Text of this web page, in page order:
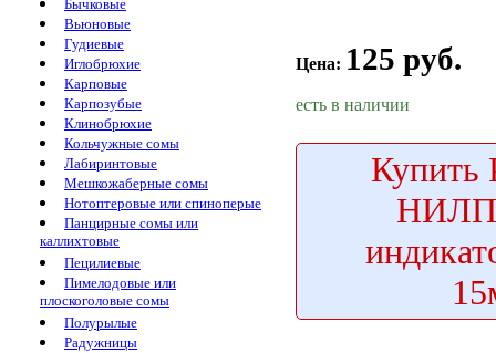
Бычковые
Вьюновые
Гудиевые
Иглобрюхие
Карповые
Карпозубые
Клинобрюхие
Кольчужные сомы
Лабиринтовые
Мешкожаберные сомы
Нотоптеровые или спиноперые
Панцирные сомы или
каллихтовые
Пецилиевые
Пимелодовые или
плоскоголовые сомы
Полурылые
Радужницы
Цена: 125 руб.
есть в наличии
Купить